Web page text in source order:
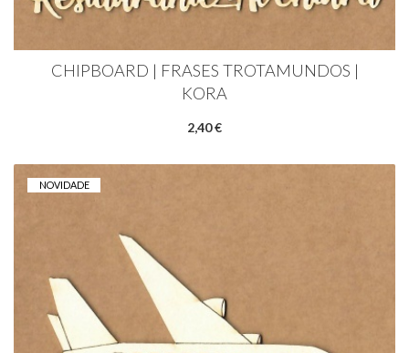
CHIPBOARD | FRASES TROTAMUNDOS |
KORA
2,40 €
NOVIDADE